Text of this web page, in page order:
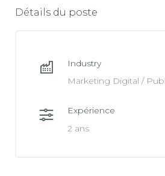
Détails du poste
Industry
Marketing Digital /
Expérience
2 ans